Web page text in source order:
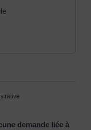
demande liée à